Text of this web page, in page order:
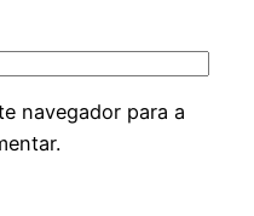
navegador para a